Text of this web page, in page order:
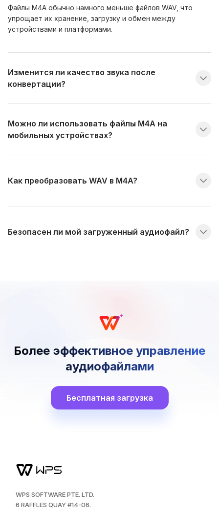
Файлы M4A обычно намного меньше файлов WAV, что
упрощает их хранение, загрузку и обмен между
устройствами и платформами.
Изменится ли качество звука после
конвертации?
Можно ли использовать файлы M4A на
мобильных устройствах?
Как преобразовать WAV в M4A?
Безопасен ли мой загруженный аудиофайл?
Более эффективное управление
аудиофайлами
Бесплатная загрузка
WPS SOFTWARE PTE. LTD.
6 RAFFLES QUAY #14-06.